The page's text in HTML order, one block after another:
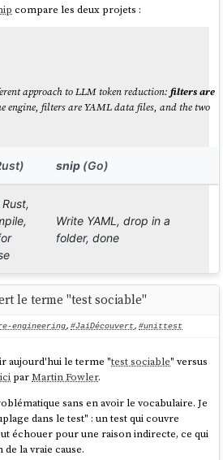
plus ou moins identique à
de monexpérience de développeur
SKILL.md degh-issue-syncoffre
architecture que l'utilisation des
tester
gh-issue-sync
terme, j'aimerais pousser plus loin le sujet
compare les deux projets :
approach to LLM token reduction: filters are
engine, filters are YAML data files, and the two
snip (Go)
Write YAML, drop in a
folder, done
Declarative YAML, engine
independently
add
Create a .yamlfile in
Goroutines (lightweight, no
thread pool)
le terme "test sociable"
engineering, #JaiDécouvert, #unittest
aujourd'hui le terme "test sociable" versus
ici parMartin Fowler.
sans en avoir le vocabulaire. Je
dans le test" : un test qui couvre
échouer pour une raison indirecte, ce qui
la vraie cause.